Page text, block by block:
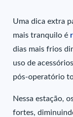
Uma dica extra
mais tranquilo é
dias mais frios
uso de
pós-operatório
Nessa estação,
fortes,